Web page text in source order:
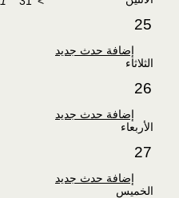
25
إضافة حدث جديد
الثلاثاء
26
إضافة حدث جديد
الأربعاء
27
إضافة حدث جديد
الخميس